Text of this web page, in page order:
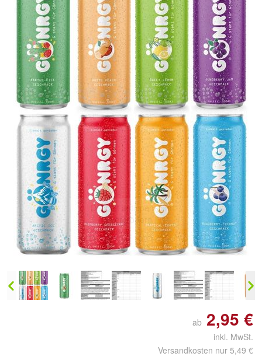
Doppelt antippen zum
vergrößern
ab 2,95 €
inkl. MwSt.
Versandkosten nur 5,49 €